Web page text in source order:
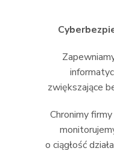
zwiększające
Chronimy
o ciągłość